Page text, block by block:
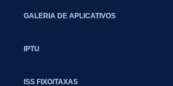
GALERIA DE APLICATIVOS
IPTU
ISS FIXO/TAXAS